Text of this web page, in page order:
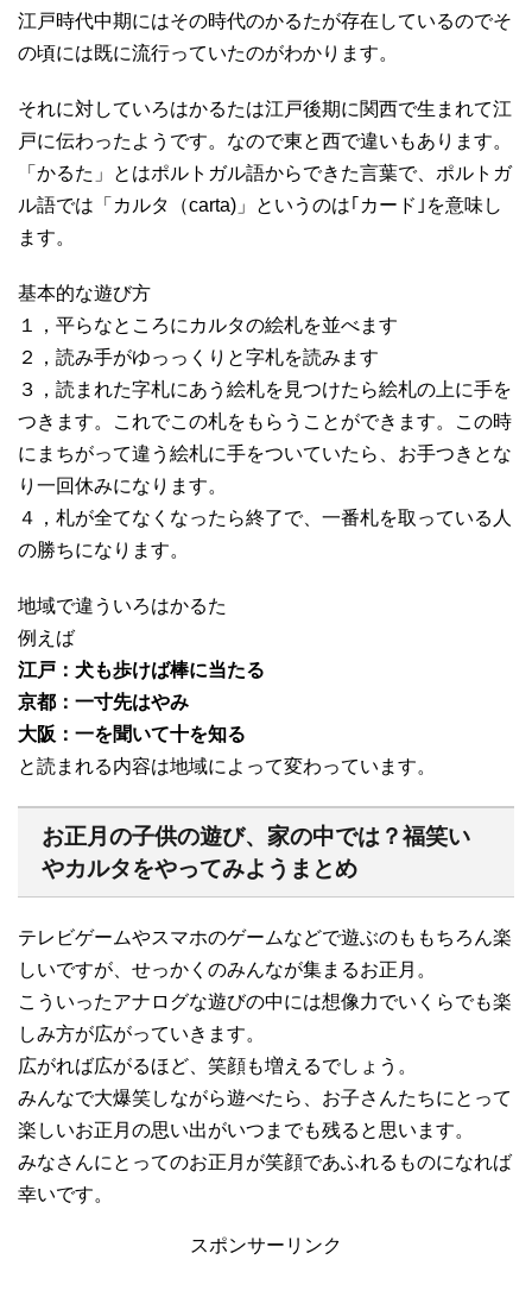
江戸時代中期にはその時代のかるたが存在しているのでそ
の頃には既に流行っていたのがわかります。
それに対していろはかるたは江戸後期に関西で生まれて江
戸に伝わったようです。なので東と西で違いもあります。
「かるた」とはポルトガル語からできた言葉で、ポルトガ
ル語では「カルタ（carta)」というのは｢カード｣を意味し
ます。
基本的な遊び方
１，平らなところにカルタの絵札を並べます
２，読み手がゆっっくりと字札を読みます
３，読まれた字札にあう絵札を見つけたら絵札の上に手を
つきます。これでこの札をもらうことができます。この時
にまちがって違う絵札に手をついていたら、お手つきとな
り一回休みになります。
４，札が全てなくなったら終了で、一番札を取っている人
の勝ちになります。
地域で違ういろはかるた
例えば
江戸：犬も歩けば棒に当たる
京都：一寸先はやみ
大阪：一を聞いて十を知る
と読まれる内容は地域によって変わっています。
お正月の子供の遊び、家の中では？福笑い
やカルタをやってみようまとめ
テレビゲームやスマホのゲームなどで遊ぶのももちろん楽
しいですが、せっかくのみんなが集まるお正月。
こういったアナログな遊びの中には想像力でいくらでも楽
しみ方が広がっていきます。
広がれば広がるほど、笑顔も増えるでしょう。
みんなで大爆笑しながら遊べたら、お子さんたちにとって
楽しいお正月の思い出がいつまでも残ると思います。
みなさんにとってのお正月が笑顔であふれるものになれば
幸いです。
スポンサーリンク